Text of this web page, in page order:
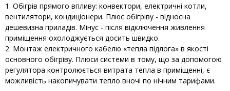
Обігрів прямого впливу: конвектори, електричні котли,
вентилятори, кондиціонери. Плюс обігріву - відносна
дешевизна приладів. Мінус - після відключення живлення
приміщення охолоджується досить швидко.
Монтаж електричного кабелю «тепла підлога» в якості
основного обігріву. Плюси системи в тому, що за допомогою
регулятора контролюється витрата тепла в приміщенні, є
можливість накопичувати тепло вночі по нічним тарифами.